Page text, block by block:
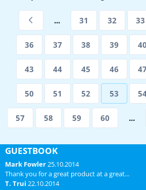
... 31 32 33
36 37 38 39 40
43 44 45 46 47
50 51 52 53
57 58 59 60 ...
GUESTBOOK
Mark Fowler25.10.2014
Thank you for a great product at a great...
T. Trui 22.10.2014